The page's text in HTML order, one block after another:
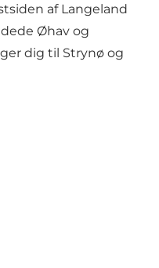
af Langeland
Øhav og
dig til Strynø og